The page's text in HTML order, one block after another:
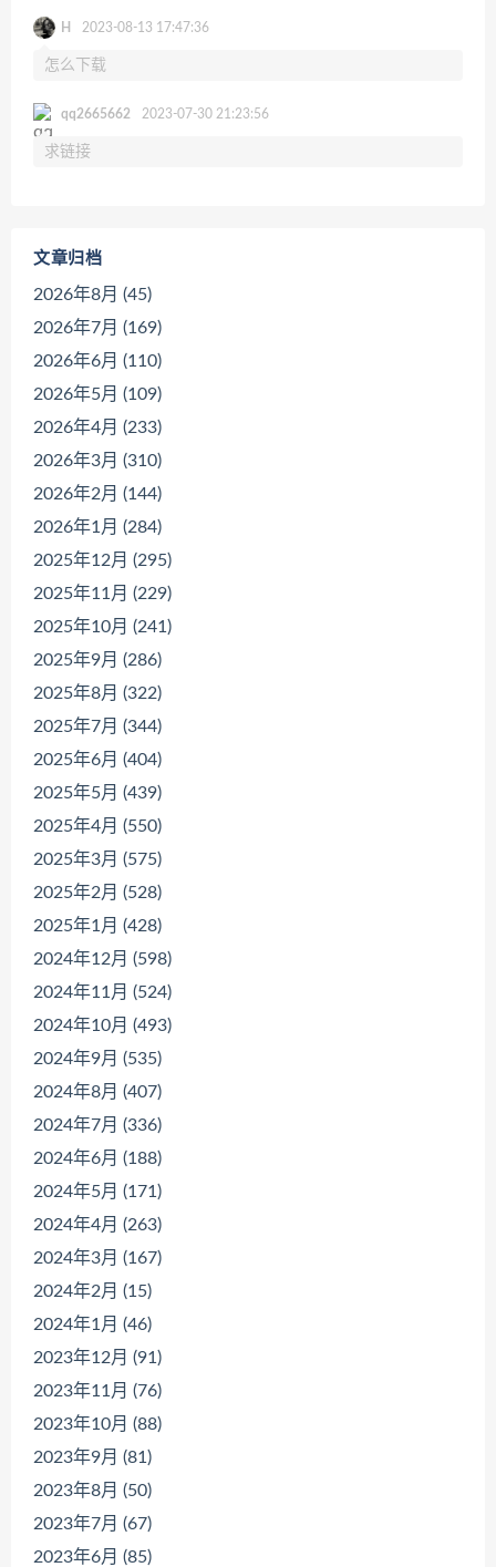
H 2023-08-13 17:47:36
怎么下载
qq2665662 2023-07-30 21:23:56
求链接
文章归档
2026年8月 (45)
2026年7月 (169)
2026年6月 (110)
2026年5月 (109)
2026年4月 (233)
2026年3月 (310)
2026年2月 (144)
2026年1月 (284)
2025年12月 (295)
2025年11月 (229)
2025年10月 (241)
2025年9月 (286)
2025年8月 (322)
2025年7月 (344)
2025年6月 (404)
2025年5月 (439)
2025年4月 (550)
2025年3月 (575)
2025年2月 (528)
2025年1月 (428)
2024年12月 (598)
2024年11月 (524)
2024年10月 (493)
2024年9月 (535)
2024年8月 (407)
2024年7月 (336)
2024年6月 (188)
2024年5月 (171)
2024年4月 (263)
2024年3月 (167)
2024年2月 (15)
2024年1月 (46)
2023年12月 (91)
2023年11月 (76)
2023年10月 (88)
2023年9月 (81)
2023年8月 (50)
2023年7月 (67)
2023年6月 (85)